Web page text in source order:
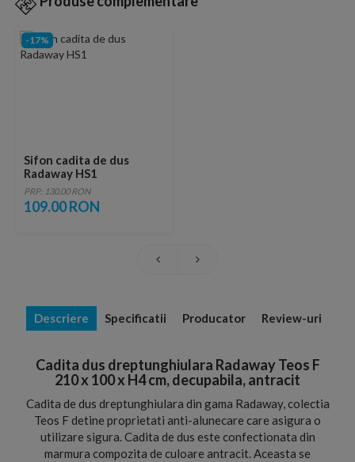
-17%
Sifon cadita de dus
Radaway HS1
PRP: 130.00 RON
109.00 RON
Descriere Specificatii Producator Review-uri
Cadita dus dreptunghiulara Radaway Teos F
210 x 100 x H4 cm, decupabila, antracit
Cadita de dus dreptunghiulara din gama Radaway, colectia
Teos F detine proprietati anti-alunecare care asigura o
utilizare sigura. Cadita de dus este confectionata din
marmura compozita de culoare antracit. Aceasta se